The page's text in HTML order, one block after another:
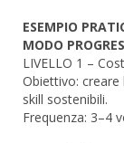
ESEMPIO
MODO
LIVELLO 1 –
Obiettivo:
skill sostenibili.
Frequenza: 3–4